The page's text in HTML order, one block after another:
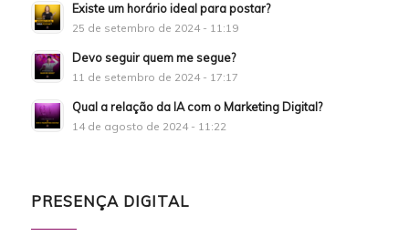
Existe um horário ideal para postar?
25 de setembro de 2024 - 11:19
Devo seguir quem me segue?
11 de setembro de 2024 - 17:17
Qual a relação da IA com o Marketing Digital?
14 de agosto de 2024 - 11:22
PRESENÇA DIGITAL